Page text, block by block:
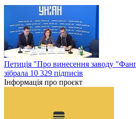
Петиція "Про винесення заводу
зібрала 10 329 підписів
Інформація про проєкт